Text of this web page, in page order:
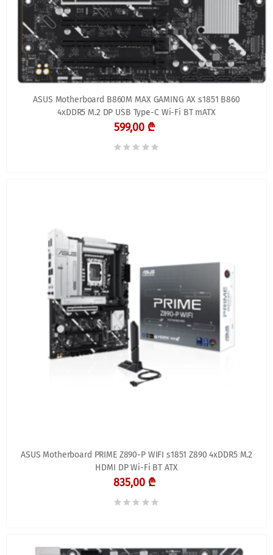
ASUS Motherboard B860M MAX GAMING AX s1851 B860
4xDDR5 M.2 DP USB Type-C Wi-Fi BT mATX
599,00 ₾
ASUS Motherboard PRIME Z890-P WIFI s1851 Z890 4xDDR5 M.2
HDMI DP Wi-Fi BT ATX
835,00 ₾